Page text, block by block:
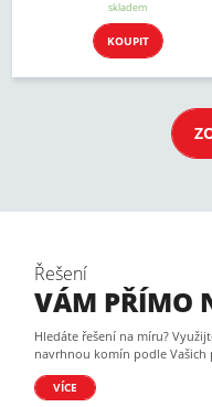
skladem
KOUPIT
Řešení
VÁM PŘÍMO
Hledáte řešení na míru?
navrhnou komín podle Vašich
VÍCE